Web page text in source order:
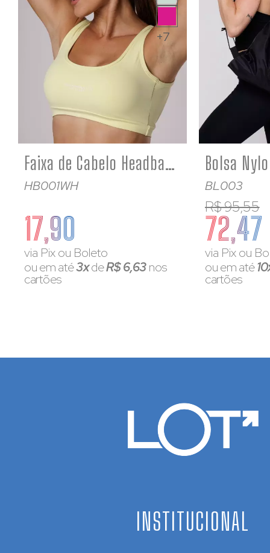
+7
Faixa de Cabelo Headband Amarelo Bebê Poliamida
HB001WH
17,90
via Pix ou Boleto
ou em até3xdeR$ 6,63nos
cartões
BL003
R$ 95,55
72,47
via Pix ou
ou em até
cartões
INSTITUCIONAL